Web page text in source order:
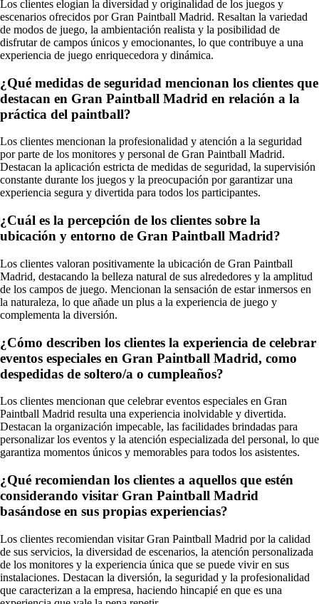
Los clientes elogian la diversidad y originalidad de los juegos y
escenarios ofrecidos por Gran Paintball Madrid. Resaltan la variedad
de modos de juego, la ambientación realista y la posibilidad de
disfrutar de campos únicos y emocionantes, lo que contribuye a una
experiencia de juego enriquecedora y dinámica.
¿Qué medidas de seguridad mencionan los clientes que
destacan en Gran Paintball Madrid en relación a la
práctica del paintball?
Los clientes mencionan la profesionalidad y atención a la seguridad
por parte de los monitores y personal de Gran Paintball Madrid.
Destacan la aplicación estricta de medidas de seguridad, la supervisión
constante durante los juegos y la preocupación por garantizar una
experiencia segura y divertida para todos los participantes.
¿Cuál es la percepción de los clientes sobre la
ubicación y entorno de Gran Paintball Madrid?
Los clientes valoran positivamente la ubicación de Gran Paintball
Madrid, destacando la belleza natural de sus alrededores y la amplitud
de los campos de juego. Mencionan la sensación de estar inmersos en
la naturaleza, lo que añade un plus a la experiencia de juego y
complementa la diversión.
¿Cómo describen los clientes la experiencia de celebrar
eventos especiales en Gran Paintball Madrid, como
despedidas de soltero/a o cumpleaños?
Los clientes mencionan que celebrar eventos especiales en Gran
Paintball Madrid resulta una experiencia inolvidable y divertida.
Destacan la organización impecable, las facilidades brindadas para
personalizar los eventos y la atención especializada del personal, lo que
garantiza momentos únicos y memorables para todos los asistentes.
¿Qué recomiendan los clientes a aquellos que estén
considerando visitar Gran Paintball Madrid
basándose en sus propias experiencias?
Los clientes recomiendan visitar Gran Paintball Madrid por la calidad
de sus servicios, la diversidad de escenarios, la atención personalizada
de los monitores y la experiencia única que se puede vivir en sus
instalaciones. Destacan la diversión, la seguridad y la profesionalidad
que caracterizan a la empresa, haciendo hincapié en que es una